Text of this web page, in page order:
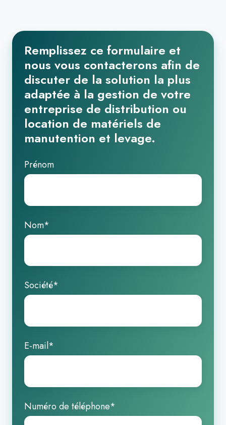
Remplissez ce formulaire et
nous vous contacterons afin de
discuter de la solution la plus
adaptée à la gestion de votre
entreprise de distribution ou
location de matériels de
manutention et levage.
Prénom
Nom*
Société*
E-mail*
Numéro de téléphone*